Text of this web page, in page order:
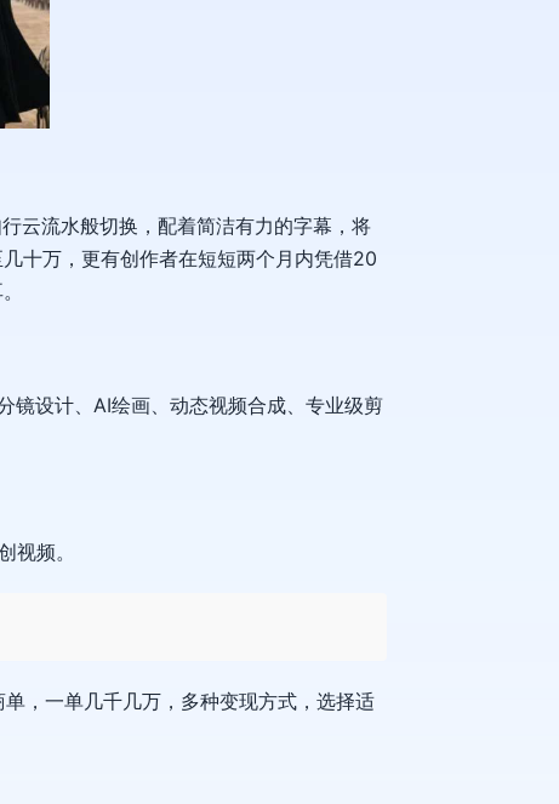
云流水般切换，配着简洁有力的字幕，将
十万，更有创作者在短短两个月内凭借20
镜设计、AI绘画、动态视频合成、专业级剪
视频。
，一单几千几万，多种变现方式，选择适